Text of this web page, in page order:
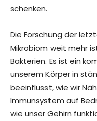
schenken.
Die Forschung der
Mikrobiom weit mehr
Bakterien. Es ist ein
unserem Körper in
beeinflusst, wie wir
Immunsystem auf
wie unser Gehirn